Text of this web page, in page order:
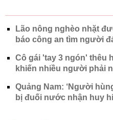
Lão nông nghèo nhặt
báo công an tìm người
Cô gái 'tay 3 ngón' thêu
khiến nhiều người phải
Quảng Nam: ‘Người
bị đuối nước nhận huy